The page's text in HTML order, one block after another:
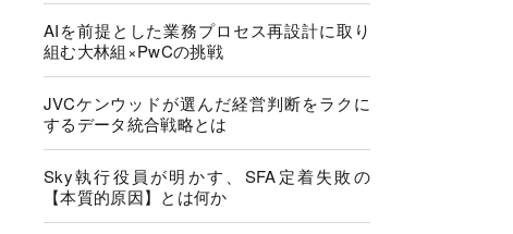
AIを前提とした業務プロセス再設計に取り
組む大林組×PwCの挑戦
JVCケンウッドが選んだ経営判断をラクに
するデータ統合戦略とは
Sky執行役員が明かす、SFA定着失敗の
【本質的原因】とは何か